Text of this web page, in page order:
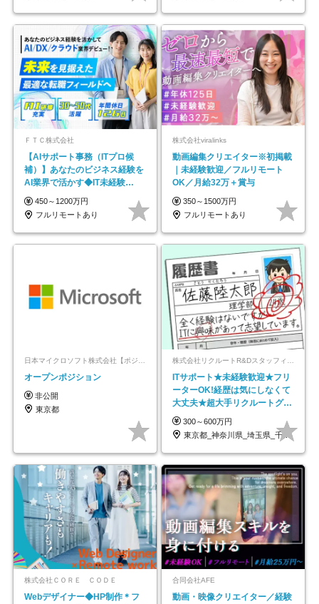
ＦＴＣ株式会社
【AIサポート事務（ITプロ候
補）】あなたのビジネス経験を
AI業界で活かす◆IT未経験
OK◆目指せるコンサル
450～1200万円
フルリモートあり
株式会社viralinks
動画編集クリエイター※初掲載
｜未経験歓迎／フルリモート
OK／月給32万＋賞与
350～1500万円
フルリモートあり
オープンポジション
非公開
東京都
ITサポート★未経験歓迎★フリ
ーターOK!経歴は気にしなくて
大丈夫★超大手リクルートグル
ープの正社員/sg
300～600万円
東京都_神奈川県_埼玉県_千葉県_大阪府…
株式会社ＣＯＲＥ ＣＯＤＥ
Webデザイナー◆HP制作＊フ
合同会社AFE
動画・映像クリエイター／経験